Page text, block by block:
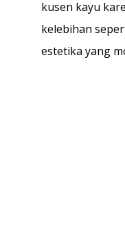
kusen kayu
kelebihan
estetika yang